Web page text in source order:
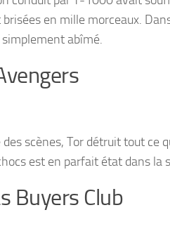
brisées en mille morceaux.
abîmé.
des scènes, Tor détruit tout
est en parfait état dans la
Buyers Club